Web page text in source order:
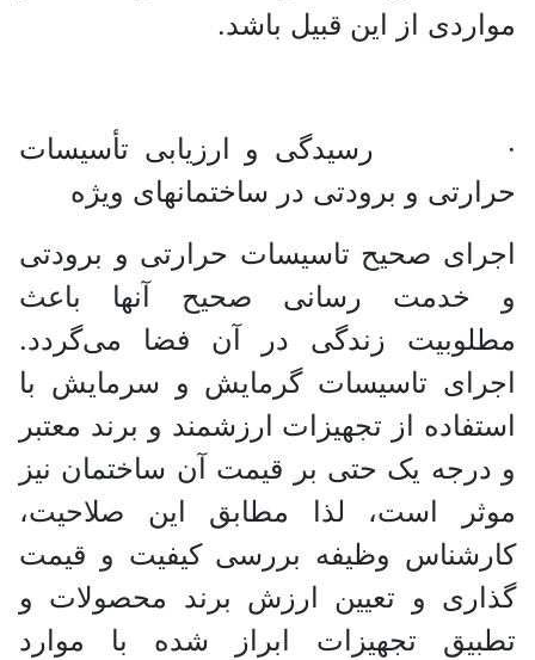
مواردی از این قبیل باشد.
· رسیدگی و ارزیابی تأسیسات
حرارتی و برودتی در ساختمانهای ویژه
اجرای صحیح تاسیسات حرارتی و برودتی
و خدمت رسانی صحیح آنها باعث
مطلوبیت زندگی در آن فضا می‌گردد.
اجرای تاسیسات گرمایش و سرمایش با
استفاده از تجهیزات ارزشمند و برند معتبر
و درجه یک حتی بر قیمت آن ساختمان نیز
موثر است، لذا مطابق این صلاحیت،
کارشناس وظیفه بررسی کیفیت و قیمت
گذاری و تعیین ارزش برند محصولات و
تطبیق تجهیزات ابراز شده با موارد